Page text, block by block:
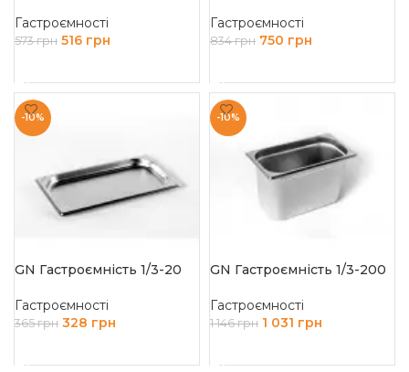
Гастроємності
573грн 516 грн
Гастроємності
834грн 750 грн
-10%
GN Гастроємність 1/3-20
Гастроємності
365грн 328 грн
-10%
GN Гастроємність 1/3-200
Гастроємності
1 146грн 1 031 грн